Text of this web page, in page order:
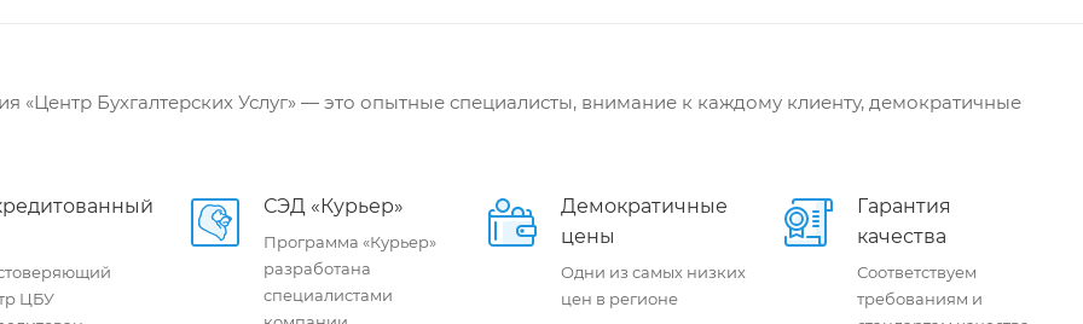
«Центр Бухгалтерских Услуг» — это опытные специалисты, внимание к каждому клиенту, демократичные
ЦБУ
СЭД «Курьер»
Программа «Курьер»
разработана
специалистами
Демократичные
цены
Одни из самых низких
цен в регионе
Гарантия
качества
Соответствуем
требованиям и